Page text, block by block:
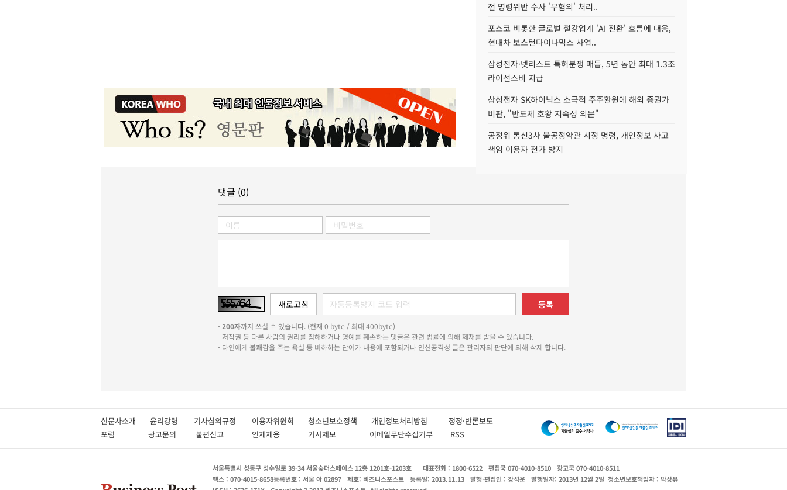
전 명령위반 수사 '무혐의' 처리..
포스코 비롯한 글로벌 철강업계 'AI 전환' 흐름에 대응,
현대차 보스턴다이나믹스 사업..
삼성전자·넷리스트 특허분쟁 매듭, 5년 동안 최대 1.3조
라이선스비 지급
삼성전자 SK하이닉스 소극적 주주환원에 해외 증권가
비판, "반도체 호황 지속성 의문"
공정위 통신3사 불공정약관 시정 명령, 개인정보 사고
책임 이용자 전가 방지
댓글 (0)
등록
-200자까지 쓰실 수 있습니다. (현재 0 byte / 최대 400byte)
- 저작권 등 다른 사람의 권리를 침해하거나 명예를 훼손하는 댓글은 관련 법률에 의해 제재를 받을 수 있습니다.
- 타인에게 불쾌감을 주는 욕설 등 비하하는 단어가 내용에 포함되거나 인신공격성 글은 관리자의 판단에 의해 삭제 합니다.
신문사소개 윤리강령 기사심의규정 이용자위원회 청소년보호정책 개인정보처리방침 정정·반론보도
포럼
광고문의 불편신고 인재채용 기사제보 이메일무단수집거부 RSS
서울특별시 성동구 성수일로 39-34 서울숲더스페이스 12층 1201호-1203호 대표전화 : 1800-6522 편집국 070-4010-8510
광고국 070-4010-8511
팩스 : 070-4015-8658등록번호 : 서울 아 02897 제호: 비즈니스포스트 등록일: 2013.11.13 발행·편집인 : 강석운 발행일자: 2013년 12월 2일 청소년보호책임자 : 박상유